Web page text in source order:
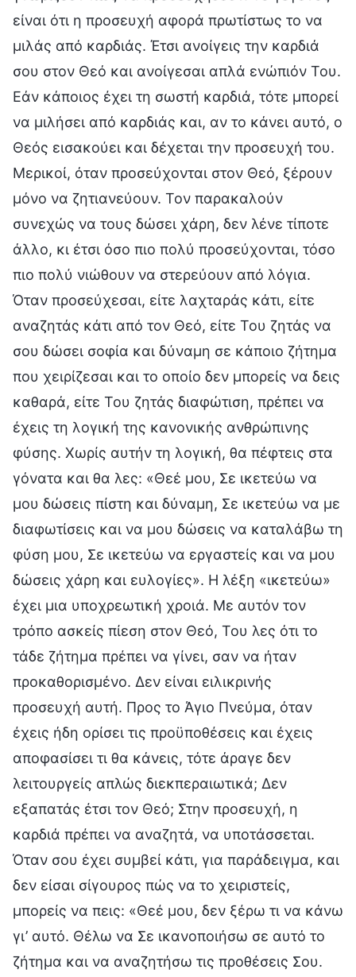
είναι ότι η προσευχή αφορά πρωτίστως το να
μιλάς από καρδιάς. Έτσι ανοίγεις την καρδιά
σου στον Θεό και ανοίγεσαι απλά ενώπιόν Του.
Εάν κάποιος έχει τη σωστή καρδιά, τότε μπορεί
να μιλήσει από καρδιάς και, αν το κάνει αυτό, ο
Θεός εισακούει και δέχεται την προσευχή του.
Μερικοί, όταν προσεύχονται στον Θεό, ξέρουν
μόνο να ζητιανεύουν. Τον παρακαλούν
συνεχώς να τους δώσει χάρη, δεν λένε τίποτε
άλλο, κι έτσι όσο πιο πολύ προσεύχονται, τόσο
πιο πολύ νιώθουν να στερεύουν από λόγια.
Όταν προσεύχεσαι, είτε λαχταράς κάτι, είτε
αναζητάς κάτι από τον Θεό, είτε Του ζητάς να
σου δώσει σοφία και δύναμη σε κάποιο ζήτημα
που χειρίζεσαι και το οποίο δεν μπορείς να δεις
καθαρά, είτε Του ζητάς διαφώτιση, πρέπει να
έχεις τη λογική της κανονικής ανθρώπινης
φύσης. Χωρίς αυτήν τη λογική, θα πέφτεις στα
γόνατα και θα λες: «Θεέ μου, Σε ικετεύω να
μου δώσεις πίστη και δύναμη, Σε ικετεύω να με
διαφωτίσεις και να μου δώσεις να καταλάβω τη
φύση μου, Σε ικετεύω να εργαστείς και να μου
δώσεις χάρη και ευλογίες». Η λέξη «ικετεύω»
έχει μια υποχρεωτική χροιά. Με αυτόν τον
τρόπο ασκείς πίεση στον Θεό, Του λες ότι το
τάδε ζήτημα πρέπει να γίνει, σαν να ήταν
προκαθορισμένο. Δεν είναι ειλικρινής
προσευχή αυτή. Προς το Άγιο Πνεύμα, όταν
έχεις ήδη ορίσει τις προϋποθέσεις και έχεις
αποφασίσει τι θα κάνεις, τότε άραγε δεν
λειτουργείς απλώς διεκπεραιωτικά; Δεν
εξαπατάς έτσι τον Θεό; Στην προσευχή, η
καρδιά πρέπει να αναζητά, να υποτάσσεται.
Όταν σου έχει συμβεί κάτι, για παράδειγμα, και
δεν είσαι σίγουρος πώς να το χειριστείς,
μπορείς να πεις: «Θεέ μου, δεν ξέρω τι να κάνω
γι’ αυτό. Θέλω να Σε ικανοποιήσω σε αυτό το
ζήτημα και να αναζητήσω τις προθέσεις Σου.